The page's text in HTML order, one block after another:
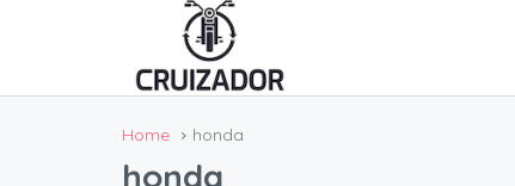
Home honda
honda